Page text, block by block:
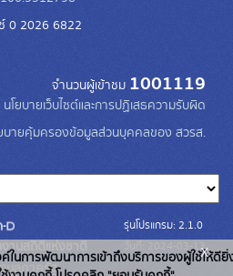
0 2026 6822
จำนวนผู้เข้าชม 1001119
นโยบายเว็บไซต์และการปฏิเสธความรับผิด
บายคุ้มครองข้อมูลส่วนบุคคลของ สวรส.
านสถิติแห่งชาติ
มูลภาครัฐ
รุ่นโปรแกรม: 2.1.0
วันที่: 2024-03-13
ในการพัฒนาการเข้าถึงบริการของผู้ใช้ให้ดียิ่
x